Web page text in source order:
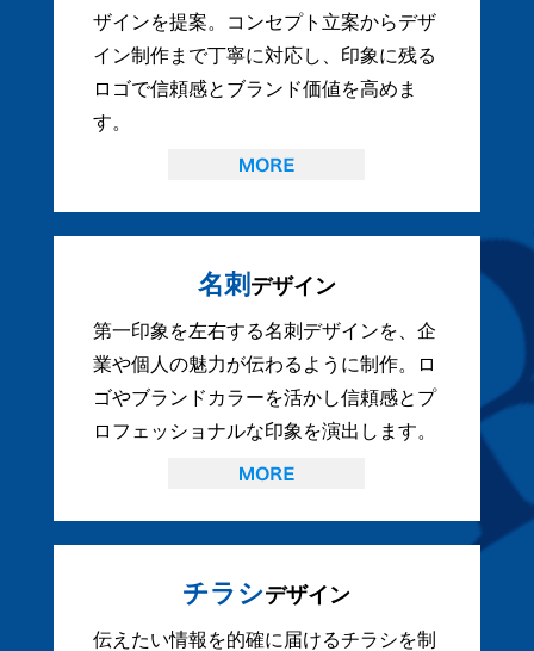
ザインを提案。コンセプト立案からデザ
イン制作まで丁寧に対応し、印象に残る
ロゴで信頼感とブランド価値を高めま
す。
名刺 デザイン
第一印象を左右する名刺デザインを、企
業や個人の魅力が伝わるように制作。ロ
ゴやブランドカラーを活かし信頼感とプ
ロフェッショナルな印象を演出します。
チラシデザイン
伝えたい情報を的確に届けるチラシを制